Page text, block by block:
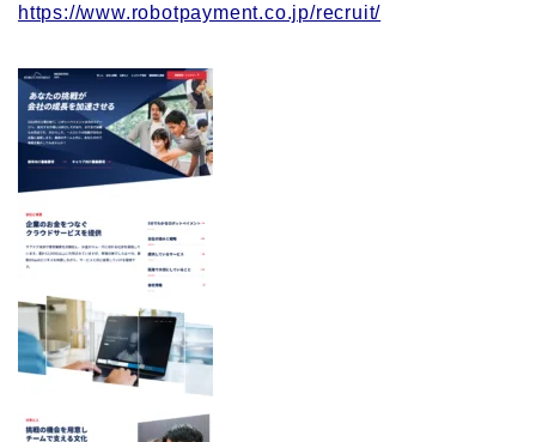
https://www.robotpayment.co.jp/recruit/